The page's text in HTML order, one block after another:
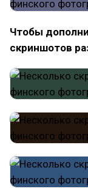
Чтобы
скриншотов